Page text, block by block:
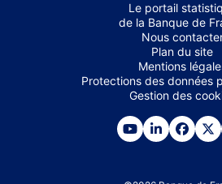
Le portail
de la Banque de
Nous
Plan du site
Mentions
Protections des données
Gestion des